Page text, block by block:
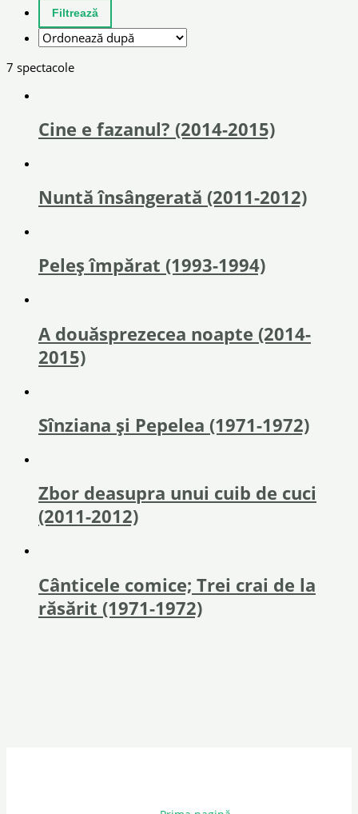
7 spectacole
Cine e fazanul? (2014-2015)
Nuntă însângerată (2011-2012)
Peleș împărat (1993-1994)
A douăsprezecea noapte (2014-
2015)
Sînziana și Pepelea (1971-1972)
Zbor deasupra unui cuib de cuci
(2011-2012)
Cânticele comice; Trei crai de la
răsărit (1971-1972)